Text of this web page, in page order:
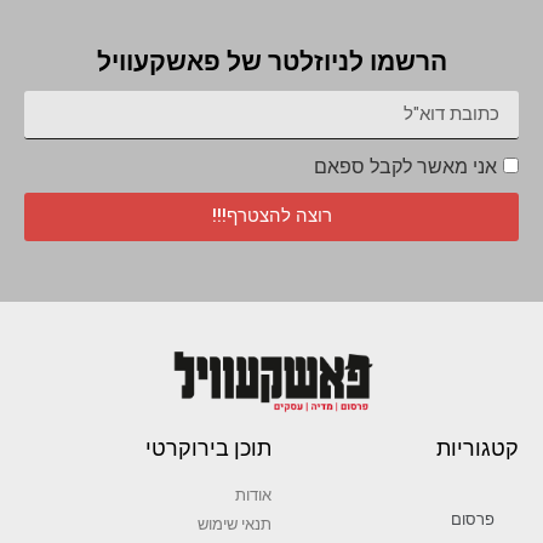
הרשמו לניוזלטר של פאשקעוויל
אני מאשר לקבל ספאם
רוצה להצטרף!!!
קטגוריות
פרסום
תוכן בירוקרטי
אודות
תנאי שימוש